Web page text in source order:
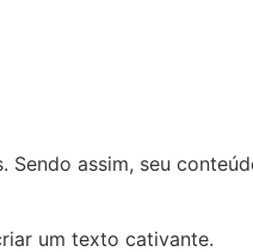
assim, seu
um texto cativante.